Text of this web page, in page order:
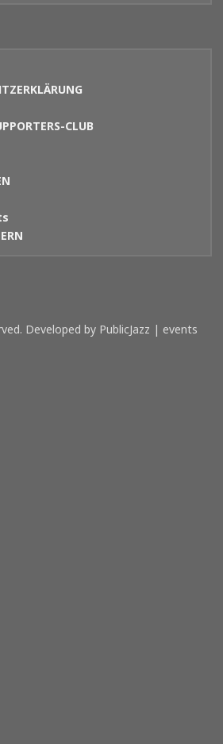
CLUB
Developed by PublicJazz | events